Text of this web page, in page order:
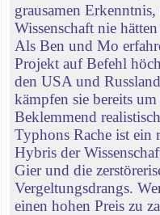
grausamen
Wissenschaft nie
Als Ben und Mo
Projekt auf Befehl
den USA und
kämpfen sie bereits
Beklemmend
Typhons Rache ist ein
Hybris der
Gier und die
Vergeltungsdrangs.
einen hohen Preis zu